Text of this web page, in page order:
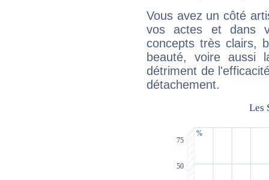
Vous avez un côté
vos actes et dans
concepts très clairs,
beauté, voire aussi
détriment de
détachement.